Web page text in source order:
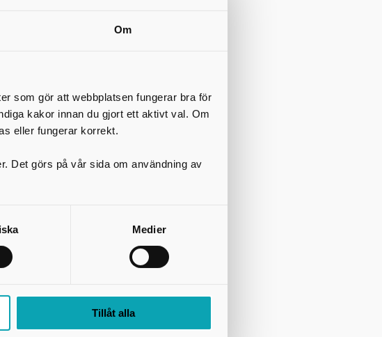
Om
som gör att webbplatsen fungerar bra för
kakor innan du gjort ett aktivt val. Om
eller fungerar korrekt.
Det görs på vår sida om användning av
Medier
Tillåt alla